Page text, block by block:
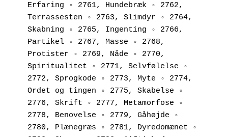
Erfaring ◦ 2761, Hundebræk ◦ 2762,
Terrassesten ◦ 2763, Slimdyr ◦ 2764,
Skabning ◦ 2765, Ingenting ◦ 2766,
Partikel ◦ 2767, Masse ◦ 2768,
Protister ◦ 2769, Nåde ◦ 2770,
Spiritualitet ◦ 2771, Selvfølelse ◦
2772, Sprogkode ◦ 2773, Myte ◦ 2774,
Ordet og tingen ◦ 2775, Skabelse ◦
2776, Skrift ◦ 2777, Metamorfose ◦
2778, Benovelse ◦ 2779, Gåhøjde ◦
2780, Plænegræs ◦ 2781, Dyredomænet ◦